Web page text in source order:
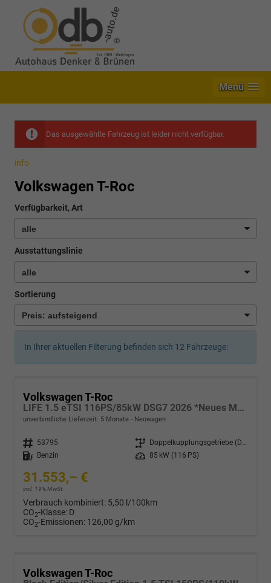
Menü
Das ausgewählte Fahrzeug ist leider nicht verfügbar.
info
Volkswagen T-Roc
Verfügbarkeit, Art
Ausstattungslinie
Sortierung
In Ihrer aktuellen Filterung befinden sich 12 Fahrzeuge:
Volkswagen T-Roc
LIFE 1.5 eTSI 116PS/85kW DSG7 2026 *Neues Modell*
unverbindliche Lieferzeit: 5 Monate Neuwagen
Fahrzeugnr. 53795 Getriebe
Doppelkupplungsgetriebe (DSG)
Kraftstoff
Benzin Leistung 85 kW (116 PS)
31.553,– €
incl. 19% MwSt.
Verbrauch kombiniert: 5,50 l/100km
CO2-Klasse: D
CO2-Emissionen: 126,00 g/km
Volkswagen T-Roc